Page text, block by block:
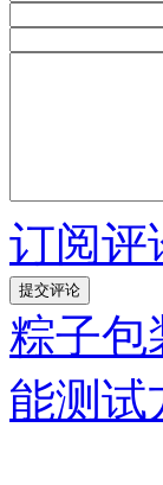
订阅评
粽子包
能测试